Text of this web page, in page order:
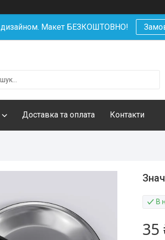
Макет БЕЗКОШТОВНО!
Доставка та оплата Контакти
В
35